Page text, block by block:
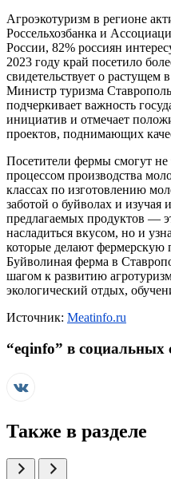
Агроэкотуризм в регионе
Россельхозбанка и
России, 82% россиян
2023 году край посетило
свидетельствует о растущем
Министр туризма
подчеркивает важность
инициатив и отмечает
проектов, поднимающих
Посетители фермы смогут не
процессом производства
классах по изготовлению
заботой о буйволах и
предлагаемых продуктов —
насладиться вкусом, но и
которые делают
Буйволиная ферма в
шагом к развитию
экологический отдых,
Источник: Meatinfo.ru
“eqinfo” в социальных
Также в разделе